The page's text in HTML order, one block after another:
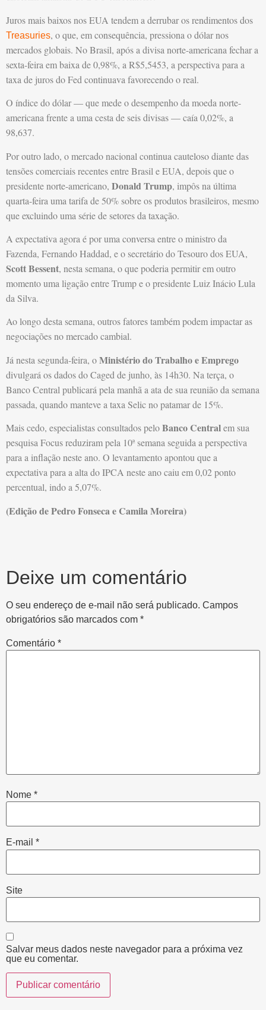
Juros mais baixos nos EUA tendem a derrubar os rendimentos dos
Treasuries, o que, em consequência, pressiona o dólar nos
mercados globais. No Brasil, após a divisa norte-americana fechar a
sexta-feira em baixa de 0,98%, a R$5,5453, a perspectiva para a
taxa de juros do Fed continuava favorecendo o real.
O índice do dólar — que mede o desempenho da moeda norte-
americana frente a uma cesta de seis divisas — caía 0,02%, a
98,637.
Por outro lado, o mercado nacional continua cauteloso diante das
tensões comerciais recentes entre Brasil e EUA, depois que o
presidente norte-americano, Donald Trump, impôs na última
quarta-feira uma tarifa de 50% sobre os produtos brasileiros, mesmo
que excluindo uma série de setores da taxação.
A expectativa agora é por uma conversa entre o ministro da
Fazenda, Fernando Haddad, e o secretário do Tesouro dos EUA,
Scott Bessent, nesta semana, o que poderia permitir em outro
momento uma ligação entre Trump e o presidente Luiz Inácio Lula
da Silva.
Ao longo desta semana, outros fatores também podem impactar as
negociações no mercado cambial.
Já nesta segunda-feira, oMinistério do Trabalho e Emprego
divulgará os dados do Caged de junho, às 14h30. Na terça, o
Banco Central publicará pela manhã a ata de sua reunião da semana
passada, quando manteve a taxa Selic no patamar de 15%.
Mais cedo, especialistas consultados peloBanco Centralem sua
pesquisa Focus reduziram pela 10ª semana seguida a perspectiva
para a inflação neste ano. O levantamento apontou que a
expectativa para a alta do IPCA neste ano caiu em 0,02 ponto
percentual, indo a 5,07%.
(Edição de Pedro Fonseca e Camila Moreira)
Deixe um comentário
O seu endereço de e-mail não será publicado. Campos
obrigatórios são marcados com *
Comentário *
Nome *
E-mail *
Site
Salvar meus dados neste navegador para a próxima vez
que eu comentar.